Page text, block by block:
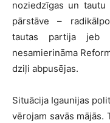
noziedzīgas un tautu
pārstāve –
tautas partija jeb
nesamierināma
dziļi abpusējas.
Situācija Igaunijas
vērojam savās mājās.